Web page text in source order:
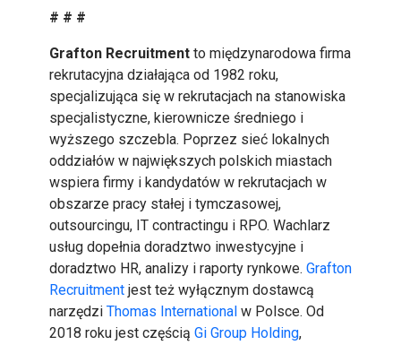
# # #
Grafton Recruitmentto międzynarodowa firma
rekrutacyjna działająca od 1982 roku,
specjalizująca się w rekrutacjach na stanowiska
specjalistyczne, kierownicze średniego i
wyższego szczebla. Poprzez sieć lokalnych
oddziałów w największych polskich miastach
wspiera firmy i kandydatów w rekrutacjach w
obszarze pracy stałej i tymczasowej,
outsourcingu, IT contractingu i RPO. Wachlarz
usług dopełnia doradztwo inwestycyjne i
doradztwo HR, analizy i raporty rynkowe. Grafton
Recruitmentjest też wyłącznym dostawcą
narzędzi Thomas Internationalw Polsce. Od
2018 roku jest częścią Gi Group Holding,